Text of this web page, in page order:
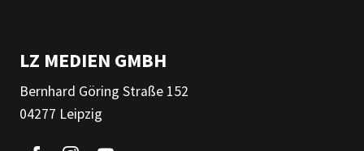
LZ MEDIEN GMBH
Bernhard Göring Straße 152
04277 Leipzig